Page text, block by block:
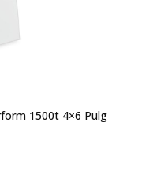
1500t 4×6 Pulg